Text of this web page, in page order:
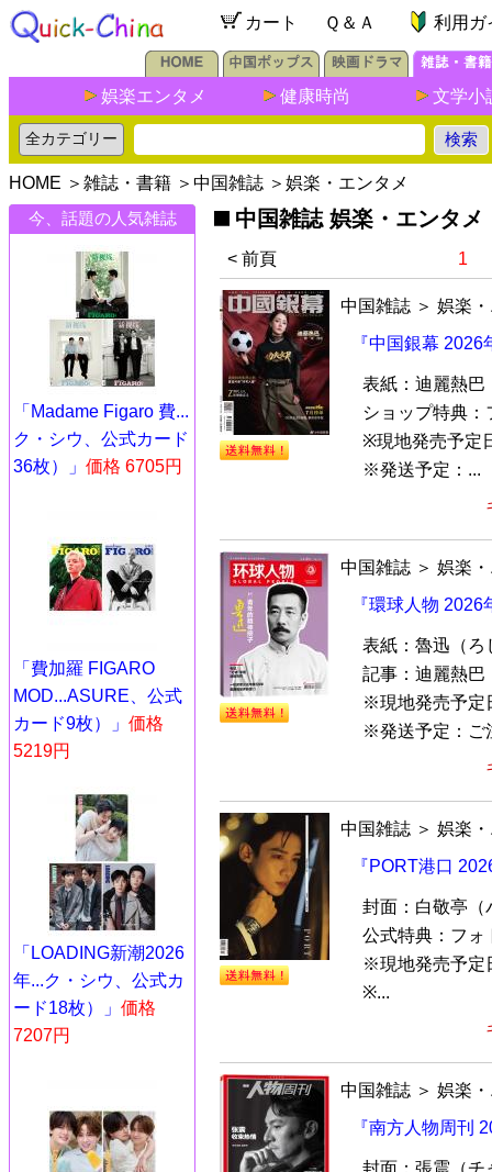
カート Ｑ＆Ａ 利用ガ
娯楽エンタメ 健康時尚 文学小
HOME ＞ 雑誌・書籍 ＞ 中国雑誌 ＞ 娯楽・エンタメ
今、話題の人気雑誌
「Madame Figaro 費...
ク・シウ、公式カード
36枚）」 価格 6705円
「費加羅 FIGARO
MOD...ASURE、公式
カード9枚）」 価格
5219円
「LOADING新潮2026
年...ク・シウ、公式カ
ード18枚）」 価格
7207円
中国雑誌 娯楽・エンタメ
< 前頁 1
中国雑誌 ＞ 娯楽
『中国銀幕
表紙：迪麗熱巴
ショップ特典：
※現地発売予定
※発送予定：...
中国雑誌 ＞ 娯楽
『環球人物
表紙：魯迅（ろ
記事：迪麗熱巴
※現地発売予定
※発送予定：ご
中国雑誌 ＞ 娯楽
『PORT港口
封面：白敬亭（
公式特典：フォ
※現地発売予定
※...
中国雑誌 ＞ 娯楽
『南方人物周刊